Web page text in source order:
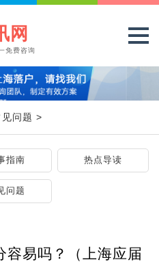
网
免费咨询
问题 >
指南 热点导读
问题
容易吗？（上海应届